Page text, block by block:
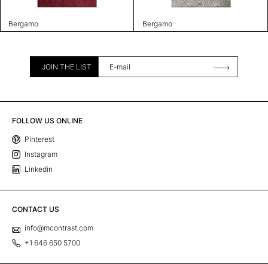
Bergamo Bergamo
JOIN THE LIST
FOLLOW US ONLINE
Pinterest
Instagram
Linkedin
CONTACT US
info@mcontrast.com
+1 646 650 5700